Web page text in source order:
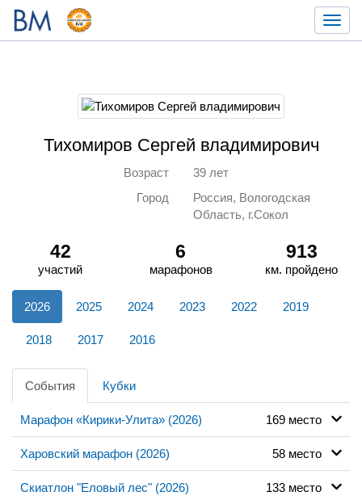
Тихомиров Сергей владимирович
Возраст
39 лет
Город
Россия, Вологодская
Область, г.Сокол
42
участий
6
марафонов
913
км. пройдено
2026 2025 2024 2023 2022 2019
2018 2017 2016
События Кубки
Марафон «Кирики-Улита» (2026) 169 место
Харовский марафон (2026) 58 место
Скиатлон "Еловый лес" (2026) 133 место